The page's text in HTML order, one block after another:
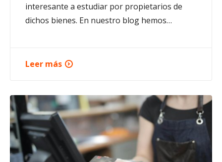
interesante a estudiar por propietarios de
dichos bienes. En nuestro blog hemos…
Leer más